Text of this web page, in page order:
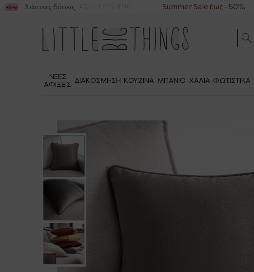
ΓΙΑ ΑΓΟΡΕΣ ΑΝΩ ΤΩΝ 49€ Summer Sale έως -50%
- 3 άτοκες δόσεις
ΝΕΕΣ
ΑΦΙΞΕΙΣ ΔΙΑΚΟΣΜΗΣΗ ΚΟΥΖΙΝΑ ΜΠΑΝΙΟ ΧΑΛΙΑ ΦΩΤΙΣΤΙΚΑ